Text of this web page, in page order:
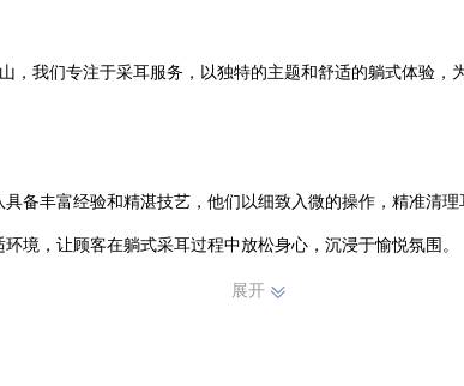
，我们专注于采耳服务，以独特的主题和舒适的躺式体验，
备丰富经验和精湛技艺，他们以细致入微的操作，精准清
境，让顾客在躺式采耳过程中放松身心，沉浸于愉悦氛围。
展开